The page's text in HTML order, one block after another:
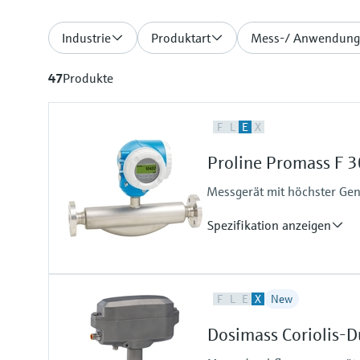
Industrie Produktart Mess-/
47Produkte
F L E X
Proline Promass F
Messgerät mit höchster
Spezifikation anzeigen
Max. Messabweichung
Volumenfluss (Flüssigkeit): ±0,10
Massefluss (Gas): ±0,25 %
F L E X New
Dosimass Coriolis-